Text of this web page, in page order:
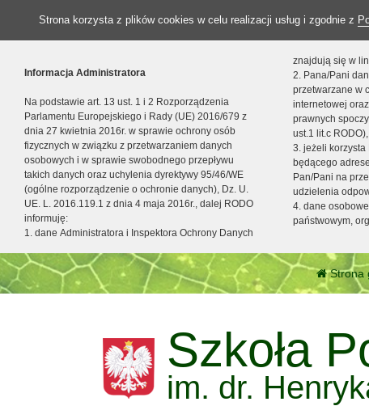
Strona korzysta z plików cookies w celu realizacji usług i zgodnie z
Informacja Administratora
Na podstawie art. 13 ust. 1 i 2 Rozporządzenia
Parlamentu Europejskiego i Rady (UE) 2016/679 z
dnia 27 kwietnia 2016r. w sprawie ochrony osób
fizycznych w związku z przetwarzaniem danych
osobowych i w sprawie swobodnego przepływu
takich danych oraz uchylenia dyrektywy 95/46/WE
(ogólne rozporządzenie o ochronie danych), Dz. U.
UE. L. 2016.119.1 z dnia 4 maja 2016r., dalej RODO
informuję:
1. dane Administratora i Inspektora Ochrony Danych
znajdują się w
2. Pana/Pani
przetwarzane w
internetowej
prawnych
ust.1 lit.c RODO),
3. jeżeli
będącego
Pan/Pani na
udzielenia
4. dane
państwowym,
Strona
Szkoła
im. dr.